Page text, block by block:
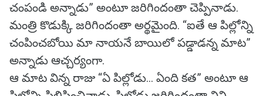
చంపండి అన్నాడు” అంటూ జరిగిందంతా చెప్పినాడు.
మంత్రి కొడుక్కి జరిగిందంతా అర్థమైంది. “ఐతే ఆ పిల్లోన్ని
చంపించబోయి మా నాయనే బాయిలో పడ్డాడన్న మాట”
అన్నాడు ఆచ్చర్యంగా.
ఆ మాట విన్న రాజు “ఏ పిల్లోడు... ఏంది కత” అంటూ ఆ